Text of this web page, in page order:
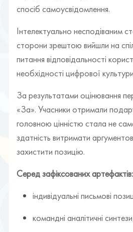
спосіб самоусвідомлення.
Інтелектуально несподіваним
сторони зрештою вийшли на
питання відповідальності
необхідності цифрової
За результатами оцінювання
«За». Учасники отримали
головною цінністю стала не
здатність витримати
захистити позицію.
Серед зафіксованих артефактів:
індивідуальні письмові
командні аналітичні